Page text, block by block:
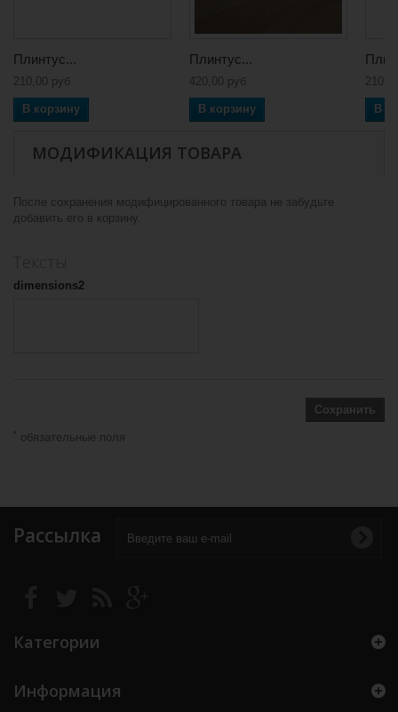
Плинтус...
210,00 руб
В корзину
Плинтус...
420,00 руб
В корзину В
МОДИФИКАЦИЯ ТОВАРА
После сохранения модифицированного товара не забудьте
добавить его в корзину.
dimensions2
Сохранить
обязательные поля
Рассылка
Категории
Информация